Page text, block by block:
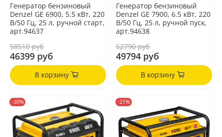
Генератор бензиновый
Denzel GE 6900, 5.5 кВт, 220
В/50 Гц, 25 л, ручной старт,
арт.94637
58510 руб
46399 руб
В корзину
Генератор бензиновый
Denzel GE 7900, 6.5 кВт, 220
В/50 Гц, 25 л, ручной пуск,
арт.94638
62790 руб
49794 руб
В корзину
-30% -21%